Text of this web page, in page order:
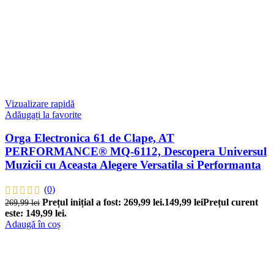
Vizualizare rapidă
Adăugați la favorite
Orga Electronica 61 de Clape, AT
PERFORMANCE® MQ-6112, Descopera Universul
Muzicii cu Aceasta Alegere Versatila si Performanta
(0)
269,99lei Prețul inițial a fost: 269,99 lei.149,99 leiPrețul curent
este: 149,99 lei.
Adaugă în coș